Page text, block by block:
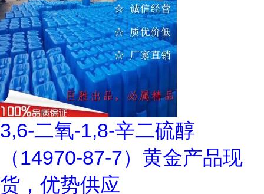
3,6-二氧-1,8-辛二硫醇
（14970-87-7）黄金产品现
货，优势供应